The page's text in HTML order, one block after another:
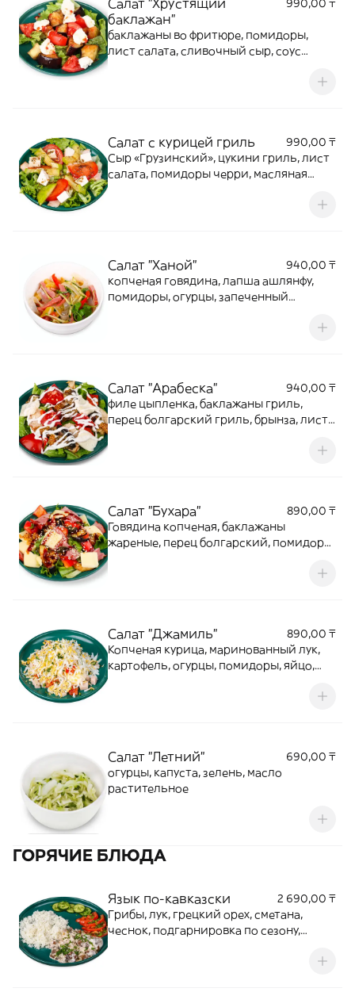
Салат "Хрустящий
баклажан"
990,00 ₸
баклажаны во фритюре, помидоры,
лист салата, сливочный сыр, соус
Салат с курицей гриль
990,00 ₸
Сыр «Грузинский», цукини гриль, лист
салата, помидоры черри, масляная
Салат "Ханой"
940,00 ₸
копченая говядина, лапша ашлянфу,
помидоры, огурцы, запеченный
сладкий, лимонно-масляная заправка
Салат "Арабеска"
940,00 ₸
филе цыпленка, баклажаны гриль,
перец болгарский гриль, брынза, лист
Салат "Бухара"
890,00 ₸
Говядина копченая, баклажаны
жареные, перец болгарский, помидоры,
Салат "Джамиль"
890,00 ₸
Копченая курица, маринованный лук,
картофель, огурцы, помидоры, яйцо,
Салат "Летний"
690,00 ₸
огурцы, капуста, зелень, масло
растительное
ГОРЯЧИЕ БЛЮДА
Язык по-кавказски
2 690,00 ₸
Грибы, лук, грецкий орех, сметана,
чеснок, подгарнировка по сезону,